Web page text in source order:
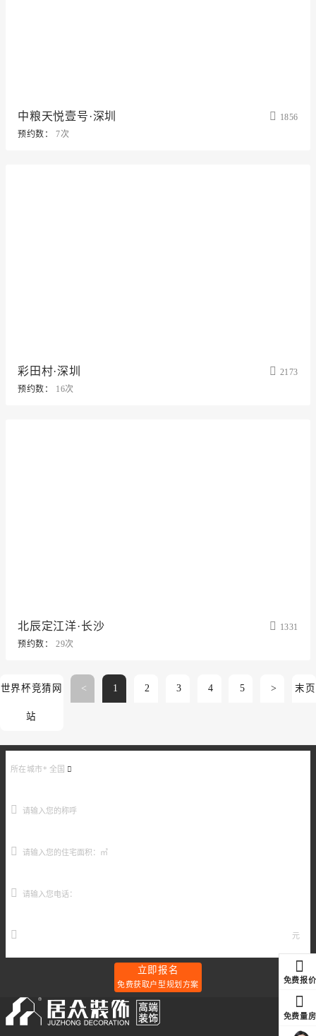
中粮天悦壹号·深圳
1856
预约数：
7次
彩田村·深圳
2173
预约数：
16次
北辰定江洋·长沙
1331
预约数：
29次
世界杯竞猜网
站
< 1 2 3 4 5 > 末页
所在城市* 全国
元
立即报名
免费获取户型规划方案 免费报价
免费量房